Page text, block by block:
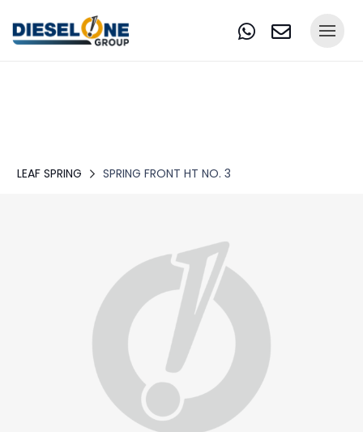
LEAF SPRING SPRING FRONT HT NO. 3